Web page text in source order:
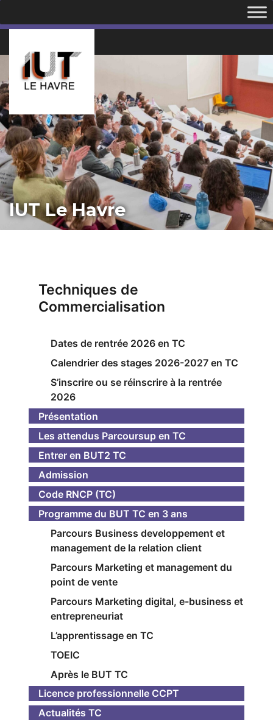
IUT Le Havre
Techniques de
Commercialisation
Dates de rentrée 2026 en TC
Calendrier des stages 2026-2027 en TC
S’inscrire ou se réinscrire à la rentrée
2026
Présentation
Les attendus Parcoursup en TC
Entrer en BUT2 TC
Admission
Code RNCP (TC)
Programme du BUT TC en 3 ans
Parcours Business developpement et
management de la relation client
Parcours Marketing et management du
point de vente
Parcours Marketing digital, e-business et
entrepreneuriat
L’apprentissage en TC
TOEIC
Après le BUT TC
Licence professionnelle CCPT
Actualités TC